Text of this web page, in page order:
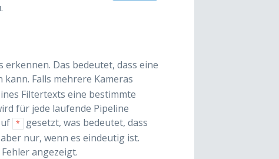
Das bedeutet, dass eine
Falls mehrere Kameras
Filtertexts eine bestimmte
für jede laufende Pipeline
*
gesetzt, was bedeutet, dass
nur, wenn es eindeutig ist.
angezeigt.